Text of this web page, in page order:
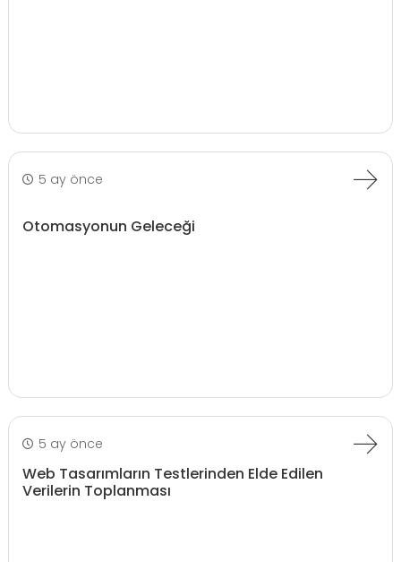
5 ay önce
Otomasyonun Geleceği
5 ay önce
Web Tasarımların Testlerinden Elde Edilen
Verilerin Toplanması